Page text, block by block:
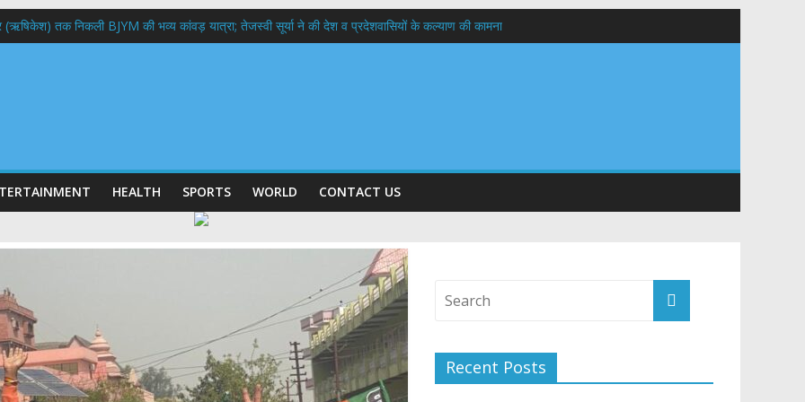
(ऋषिकेश) तक निकली BJYM की भव्य कांवड़ यात्रा; तेजस्वी सूर्या ने की देश व प्रदेशवासियों के कल्याण की कामना
PWD के EE, AE और JE निलंबित, सीएम धामी के निर्देश पर सख्त कार्रवाई
HEALTH SPORTS WORLD CONTACT US
Recent Posts